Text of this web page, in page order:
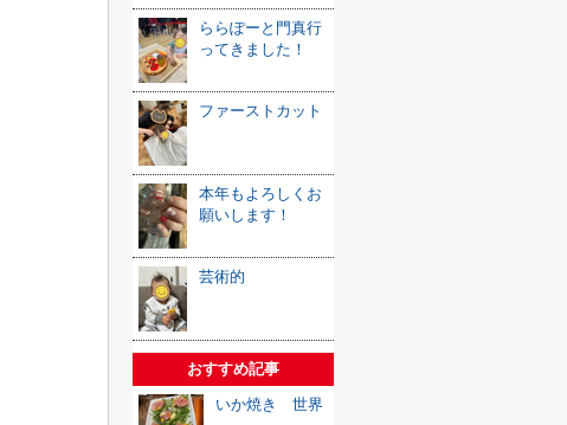
ららぽーと門真行
ってきました！
ファーストカット
本年もよろしくお
願いします！
芸術的
おすすめ記事
いか焼き 世界